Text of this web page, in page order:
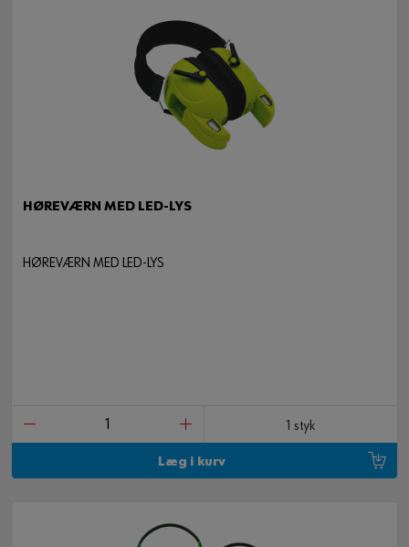
HØREVÆRN MED LED-LYS
HØREVÆRN MED LED-LYS
1 styk
Læg i kurv